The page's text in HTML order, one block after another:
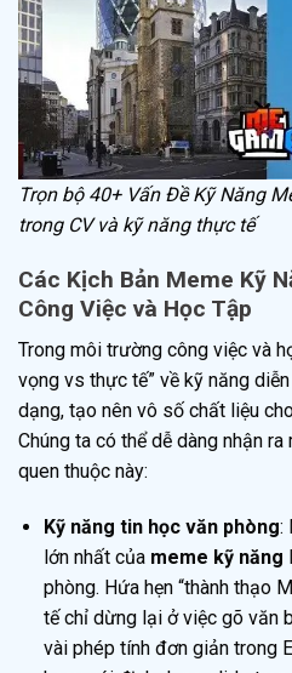
Trọn bộ 40+ Vấn Đề Kỹ Năng
trong CV và kỹ năng thực tế
Các Kịch Bản Meme Kỹ
Công Việc và Học Tập
Trong môi trường công việc và
vọng vs thực tế” về kỹ năng
dạng, tạo nên vô số chất liệu
Chúng ta có thể dễ dàng nhận
quen thuộc này:
Kỹ năng tin học văn phòng:
lớn nhất của meme kỹ năng
phòng. Hứa hẹn “thành thạo
tế chỉ dừng lại ở việc gõ văn
vài phép tính đơn giản trong